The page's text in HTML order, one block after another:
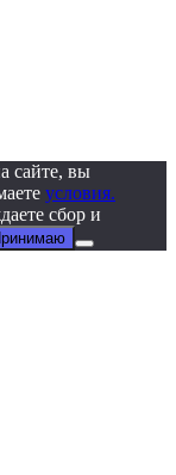
сайте, вы
условия.
сбор и